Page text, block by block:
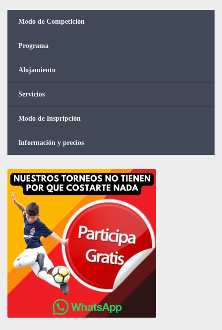
Modo de Competición
Programa
Alojamiento
Servicios
Modo de Inspripción
Información y precios